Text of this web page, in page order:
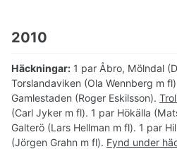
2010
Häckningar: 1 par Åbro, Mölndal
Torslandaviken (Ola Wennberg m
Gamlestaden (Roger Eskilsson).
(Carl Jyker m fl). 1 par Hökälla
Galterö (Lars Hellman m fl). 1 par
(Jörgen Grahn m fl). Fynd under